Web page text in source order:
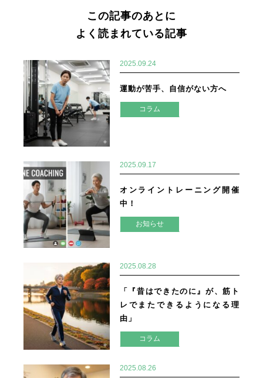
この記事のあとに
よく読まれている記事
2025.09.24
運動が苦手、自信がない方へ
コラム
2025.09.17
オンライントレーニング開催
中！
お知らせ
2025.08.28
「『昔はできたのに』が、筋ト
レでまたできるようになる理
由」
コラム
2025.08.26